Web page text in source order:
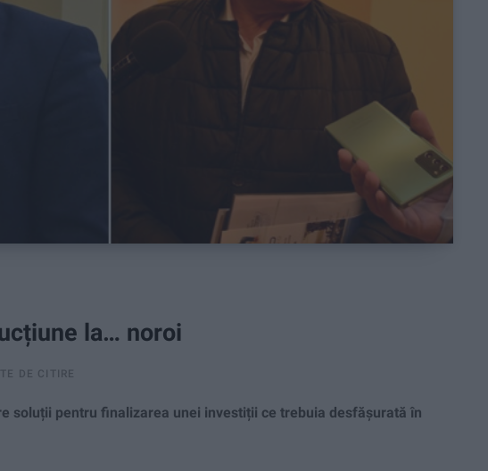
la… noroi
DE CITIRE
soluții pentru finalizarea unei investiții ce trebuia desfășurată în